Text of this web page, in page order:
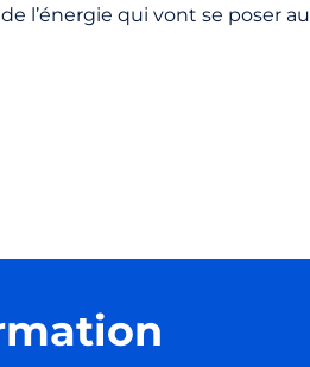
l’énergie qui vont se poser au